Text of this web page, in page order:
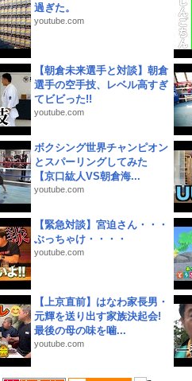
過ぎた。
youtube.com
【朝倉未来選手と対談】朝倉
選手の空手技、レベル高すぎ
てビビった!!
youtube.com
ボクシング世界チャンピオン
とスパーリングしてみた
【京口紘人VS朝倉海...
youtube.com
【緊急対談】宮迫さん・・・
ぶっちゃけ・・・・
youtube.com
【上京直前】はなわ家長男・
元輝を送り出す家族決起会!
最後の母の味を噛...
youtube.com